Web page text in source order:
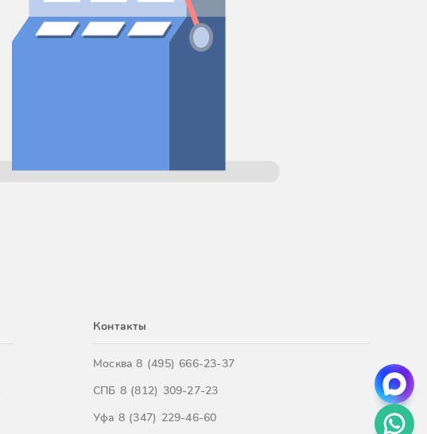
Контакты
Москва8 (495) 666-23-37
СПБ 8 (812) 309-27-23
Уфа 8 (347) 229-46-60